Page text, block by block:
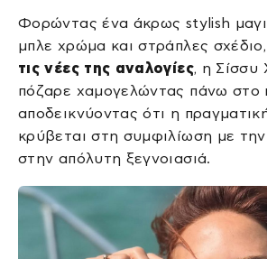
Φορώντας ένα άκρως stylish
μπλε χρώμα και στράπλες σχέδιο,
τις νέες της αναλογίες, η Σίσσυ
πόζαρε χαμογελώντας πάνω στο
αποδεικνύοντας ότι η
κρύβεται στη συμφιλίωση με την
στην απόλυτη ξεγνοιασιά.